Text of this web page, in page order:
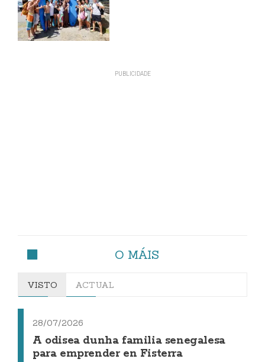
O MÁIS
VISTO ACTUAL
28/07/2026
A odisea dunha familia senegalesa
para emprender en Fisterra